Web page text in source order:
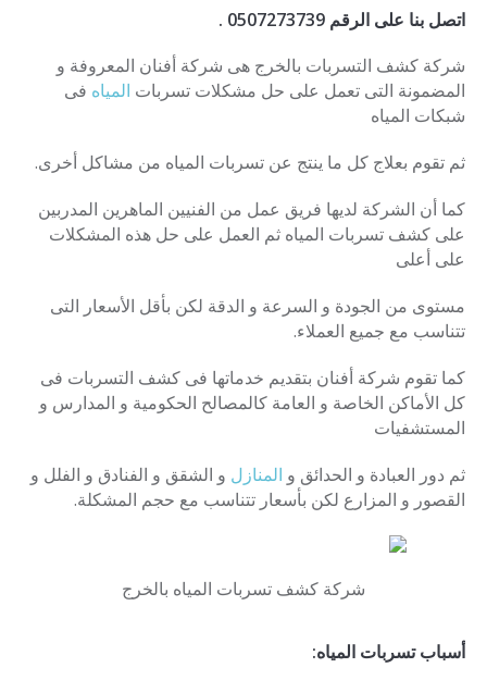
اتصل بنا على الرقم 0507273739 .
شركة كشف التسربات بالخرج هى شركة أفنان المعروفة و
المضمونة التى تعمل على حل مشكلات تسربات المياه فى
شبكات المياه
ثم تقوم بعلاج كل ما ينتج عن تسربات المياه من مشاكل أخرى.
كما أن الشركة لديها فريق عمل من الفنيين الماهرين المدربين
على كشف تسربات المياه ثم العمل على حل هذه المشكلات
على أعلى
مستوى من الجودة و السرعة و الدقة لكن بأقل الأسعار التى
تتناسب مع جميع العملاء.
كما تقوم شركة أفنان بتقديم خدماتها فى كشف التسربات فى
كل الأماكن الخاصة و العامة كالمصالح الحكومية و المدارس و
المستشفيات
ثم دور العبادة و الحدائق و المنازل و الشقق و الفنادق و الفلل و
القصور و المزارع لكن بأسعار تتناسب مع حجم المشكلة.
شركة كشف تسربات المياه بالخرج
أسباب تسربات المياه: